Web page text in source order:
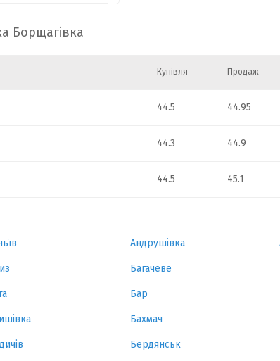
Борщагівка
Купівля Продаж
44.5 44.95
44.3 44.9
44.5 45.1
Андрушівка
Багачеве
Бар
Бахмач
Бердянськ